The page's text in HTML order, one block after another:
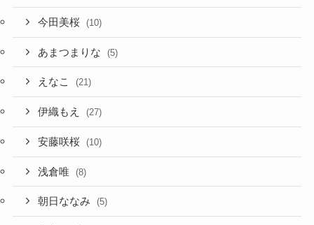
今田美桜 (10)
あまつまりな (5)
えなこ (21)
伊織もえ (27)
安藤咲桜 (10)
浅倉唯 (8)
朝日ななみ (5)